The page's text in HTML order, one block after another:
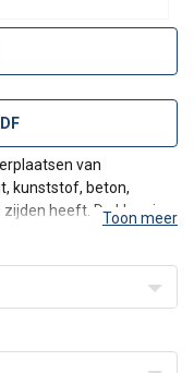
van
kunststof, beton,
heeft. De klem is
de krach
Toon meer